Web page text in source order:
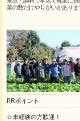
菜の数だけやりがいがありま
PRポイント
☆未経験の方歓迎！